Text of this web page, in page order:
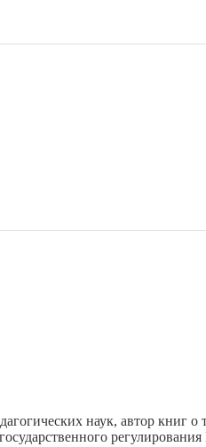
наук, автор книг о
регулирования